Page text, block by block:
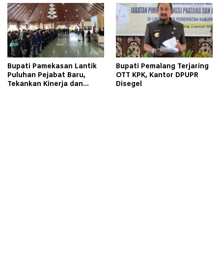
Bupati Pamekasan Lantik
Puluhan Pejabat Baru,
Tekankan Kinerja dan
Bupati Pemalang Terjaring
OTT KPK, Kantor DPUPR
Disegel